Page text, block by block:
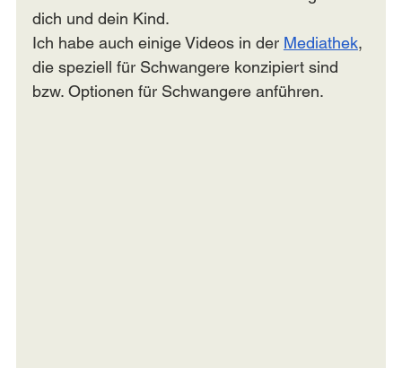
dich und dein Kind.
Ich habe auch einige Videos in der Mediathek,
die speziell für Schwangere konzipiert sind
bzw. Optionen für Schwangere anführen.